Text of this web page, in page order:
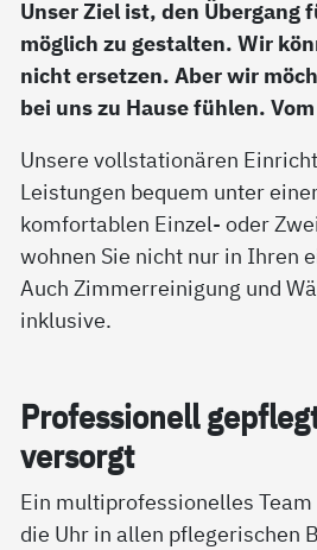
Unser Ziel ist, den Übergang
möglich zu gestalten. Wir
nicht ersetzen. Aber wir
bei uns zu Hause fühlen.
Unsere vollstationären
Leistungen bequem unter
komfortablen Einzel- oder
wohnen Sie nicht nur in Ihren
Auch Zimmerreinigung und
inklusive.
Pro­fes­sio­nell
ver­sorgt
Ein multiprofessionelles
die Uhr in allen pflegerischen